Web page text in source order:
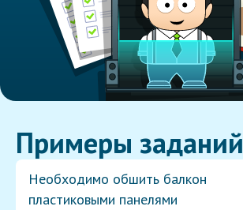
Примеры заданий
Необходимо обшить балкон
пластиковыми панелями